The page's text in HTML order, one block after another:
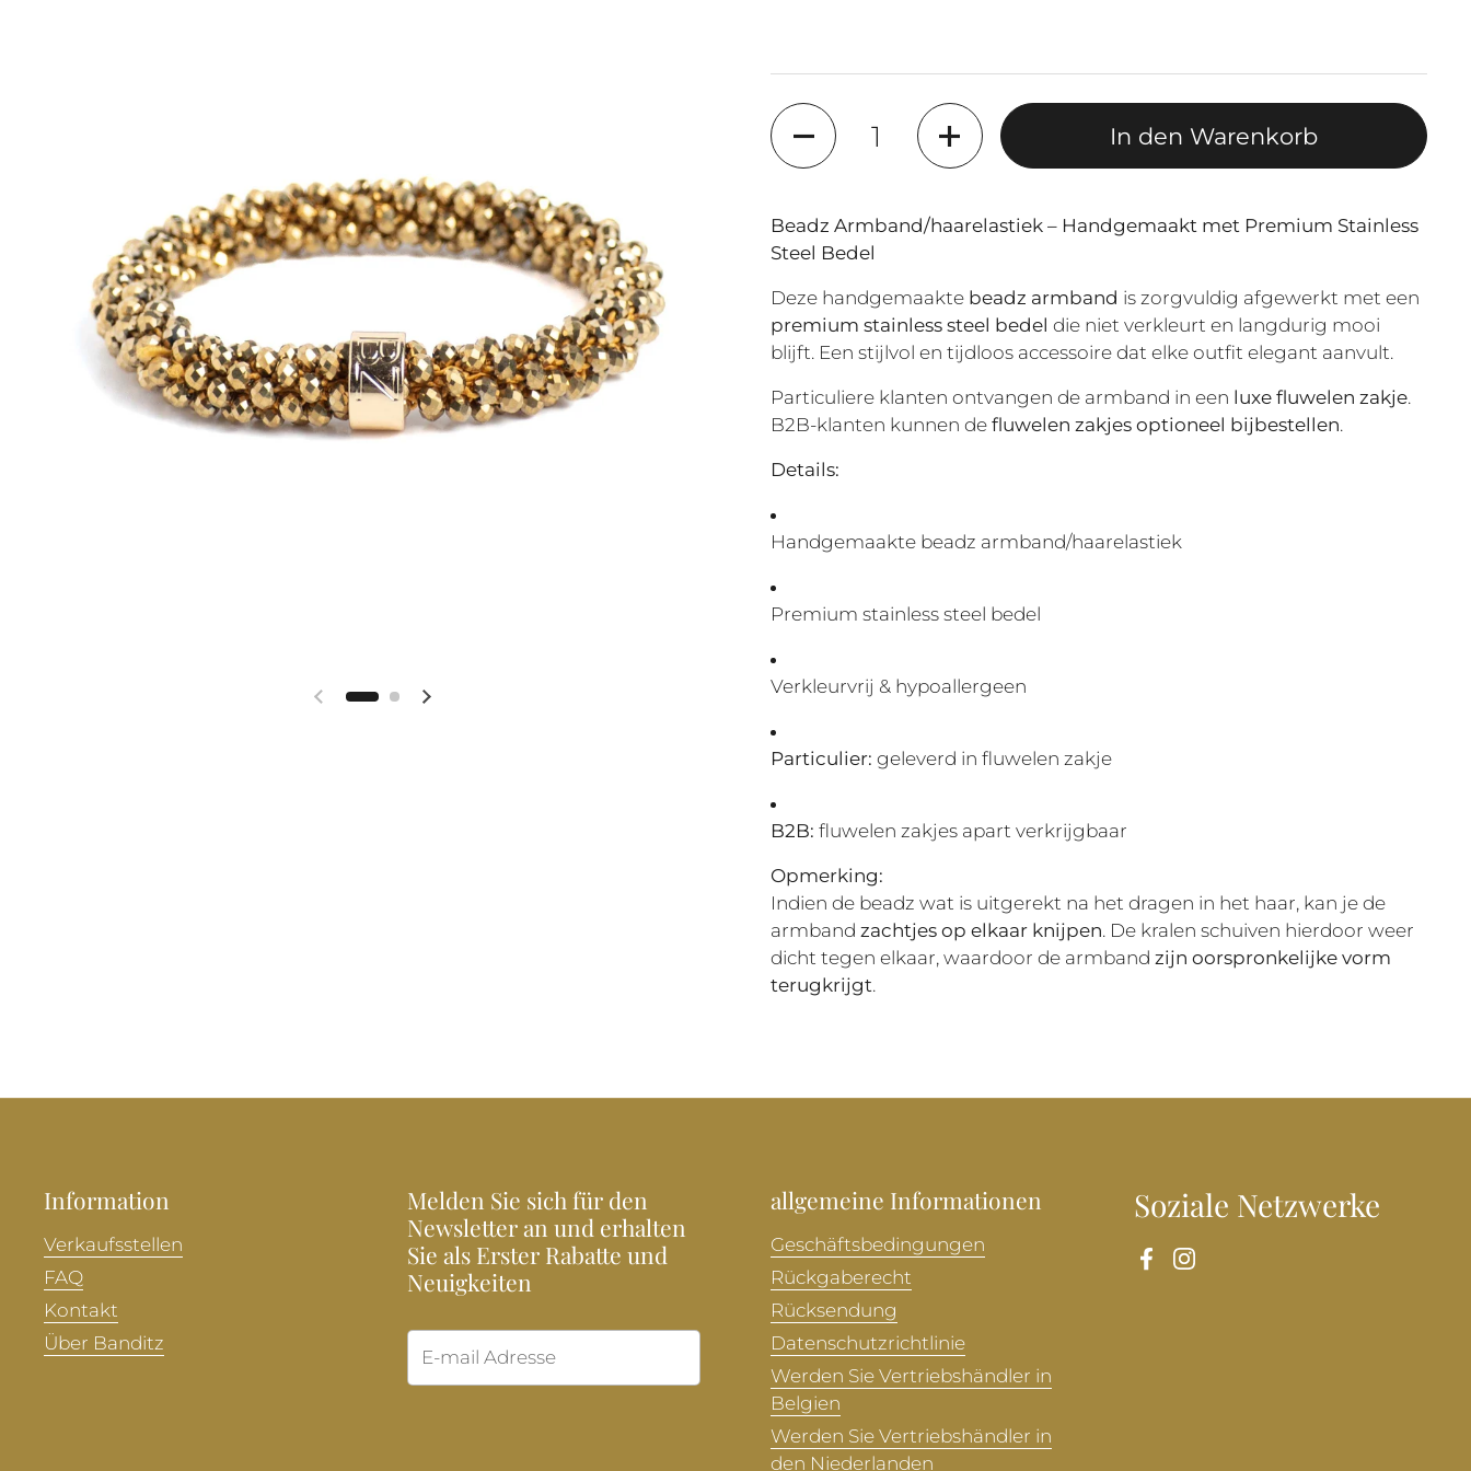
Anzahl
In den Warenkorb
Beadz Armband/haarelastiek – Handgemaakt met Premium Stainless
Steel Bedel
Deze handgemaakte beadz armband is zorgvuldig afgewerkt met een
premium stainless steel bedel die niet verkleurt en langdurig mooi
blijft. Een stijlvol en tijdloos accessoire dat elke outfit elegant aanvult.
Particuliere klanten ontvangen de armband in een luxe fluwelen zakje.
B2B-klanten kunnen de fluwelen zakjes optioneel bijbestellen.
Details:
Handgemaakte beadz armband/haarelastiek
Premium stainless steel bedel
Verkleurvrij & hypoallergeen
Particulier: geleverd in fluwelen zakje
B2B: fluwelen zakjes apart verkrijgbaar
Opmerking:
Indien de beadz wat is uitgerekt na het dragen in het haar, kan je de
armband zachtjes op elkaar knijpen. De kralen schuiven hierdoor weer
dicht tegen elkaar, waardoor de armband zijn oorspronkelijke vorm
terugkrijgt.
Information
Verkaufsstellen
FAQ
Kontakt
Über Banditz
Melden Sie sich für den
Newsletter an und erhalten
Sie als Erster Rabatte und
Neuigkeiten
allgemeine Informationen
Geschäftsbedingungen
Rückgaberecht
Rücksendung
Datenschutzrichtlinie
Werden Sie Vertriebshändler in
Belgien
Werden Sie Vertriebshändler in
den Niederlanden
Soziale Netzwerke
Facebook
Instagram